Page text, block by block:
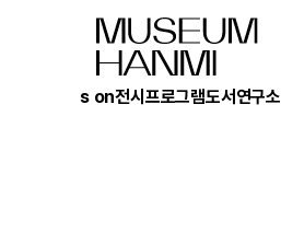
What's on전시 프로그램도서 연구소